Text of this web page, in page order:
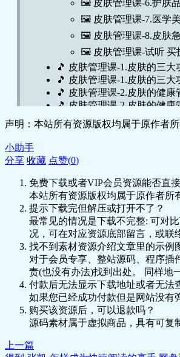
🖼️ 皮肤管理课-6.护肤
🖼️ 皮肤管理课-7.医学
🖼️ 皮肤管理课-8.皮肤
🖼️ 皮肤管理课-试听 买
🎵 皮肤管理课-1.皮肤的三大
🎵 皮肤管理课-1.皮肤的三大
🎵 皮肤管理课-2.皮肤的健康
🎵 皮肤管理课-2.皮肤的健康
🎵 皮肤管理课-3.皮肤的年轻
🎵 皮肤管理课-3.皮肤的年轻
🎵 皮肤管理课-4.基础护肤，
🎵 皮肤管理课-5.护肤升级，
🎵 皮肤管理课-5.护肤升级，
🎵 皮肤管理课-6.护肤品使用
🎵 皮肤管理课-6.护肤品使用
🎵 皮肤管理课-7.医学美容初
🎵 皮肤管理课-7.医学美容初
🎵 皮肤管理课-8.皮肤急救
🎵 皮肤管理课-8.皮肤急救
🎵 皮肤管理课-试听 买护肤
🎵 皮肤管理课-试听 买护肤
声明：本站所有资源版权均属于原作者
小助手
分享 收藏 点赞(0)
免费下载或者VIP会员资源能否直
本站所有资源版权均属于原作者所
提示下载完但解压或打开不了？
最常见的情况是下载不完整: 可对
况，可在对应资源底部留言，或联
找不到素材资源介绍文章里的示例
对于会员专享、整站源码、程序插
责(也没有办法)找到出处。 同样地
付款后无法显示下载地址或者无法
如果您已经成功付款但是网站没有
购买该资源后，可以退款吗？
源码素材属于虚拟商品，具有可复
上一篇